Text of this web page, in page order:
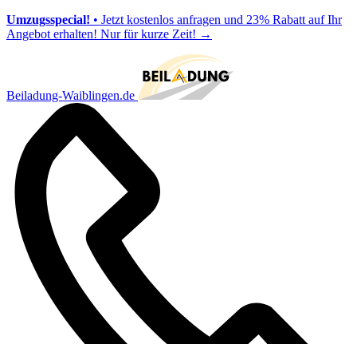
Umzugsspecial! • Jetzt kostenlos anfragen und 23% Rabatt auf Ihr
Angebot erhalten! Nur für kurze Zeit! →
Beiladung-Waiblingen.de